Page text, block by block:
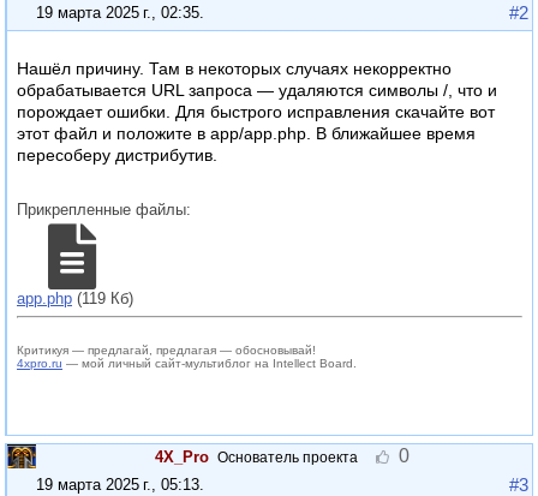
19 марта 2025 г., 02:35 #2
Нашёл причину. Там в некоторых случаях некорректно
обрабатывается URL запроса — удаляются символы /, что и
порождает ошибки. Для быстрого исправления скачайте вот
этот файл и положите в app/app.php. В ближайшее время
пересоберу дистрибутив.
Прикрепленные файлы:
app.php (119 Кб)
Критикуя — предлагай, предлагая — обосновывай!
4xpro.ru — мой личный сайт-мультиблог на Intellect Board.
4X_Pro Основатель проекта 0
19 марта 2025 г., 05:13 #3